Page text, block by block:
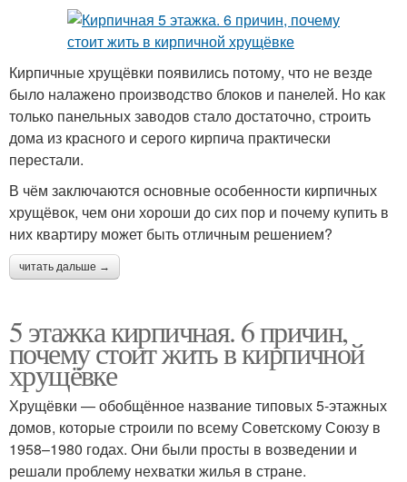
Кирпичные хрущёвки появились потому, что не везде
было налажено производство блоков и панелей. Но как
только панельных заводов стало достаточно, строить
дома из красного и серого кирпича практически
перестали.
В чём заключаются основные особенности кирпичных
хрущёвок, чем они хороши до сих пор и почему купить в
них квартиру может быть отличным решением?
читать дальше →
5 этажка кирпичная. 6 причин,
почему стоит жить в кирпичной
хрущёвке
Хрущёвки — обобщённое название типовых 5-этажных
домов, которые строили по всему Советскому Союзу в
1958–1980 годах. Они были просты в возведении и
решали проблему нехватки жилья в стране.